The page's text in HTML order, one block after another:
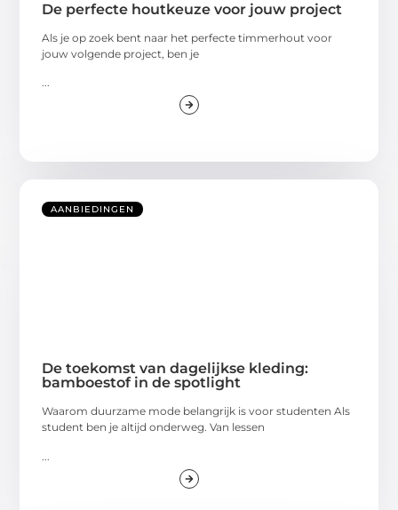
De perfecte houtkeuze voor jouw project
Als je op zoek bent naar het perfecte timmerhout voor
jouw volgende project, ben je
...
AANBIEDINGEN
De toekomst van dagelijkse kleding:
bamboestof in de spotlight
Waarom duurzame mode belangrijk is voor studenten Als
student ben je altijd onderweg. Van lessen